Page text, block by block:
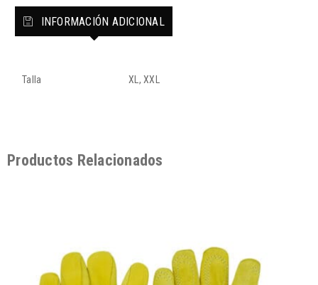
INFORMACIÓN ADICIONAL
Talla XL, XXL
Productos Relacionados